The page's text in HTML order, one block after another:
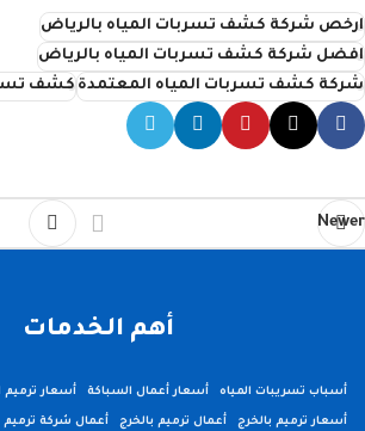
ارخص شركة كشف تسربات المياه بالرياض
افضل شركة كشف تسربات المياه بالرياض
شركة كشف تسربات المياه المعتمدة كشف
Newer
أهم الخدمات
أسباب تسريبات المياه أسعار أعمال السباكة أسعار ترميم
أسعار ترميم بالخرج أعمال ترميم بالخرج أعمال شركة ترميم